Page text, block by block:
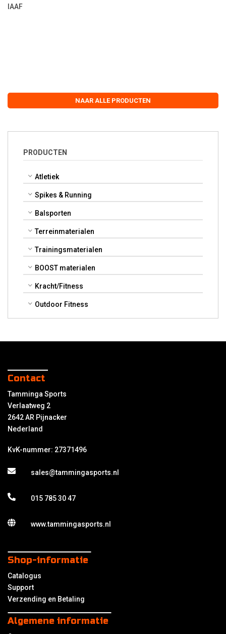
NAAR ALLE PRODUCTEN
PRODUCTEN
Atletiek
Spikes & Running
Balsporten
Terreinmaterialen
Trainingsmaterialen
BOOST materialen
Kracht/Fitness
Outdoor Fitness
IAAF
Contact
Tamminga Sports
Verlaatweg 2
2642 AR Pijnacker
Nederland
KvK-nummer: 27371496
sales@tammingasports.nl
015 785 30 47
www.tammingasports.nl
Shop-informatie
Catalogus
Support
Verzending en Betaling
Algemene informatie